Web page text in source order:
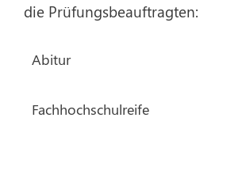
die Prüfungsbeauftragten:
Abitur
Fachhochschulreife